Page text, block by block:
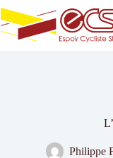
Passer
au
contenu
Philippe